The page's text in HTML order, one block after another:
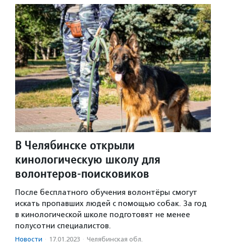
В Челябинске открыли
кинологическую школу для
волонтеров-поисковиков
После бесплатного обучения волонтёры смогут
искать пропавших людей с помощью собак. За год
в кинологической школе подготовят не менее
полусотни специалистов.
Новости · 17.01.2023 · Челябинская обл.